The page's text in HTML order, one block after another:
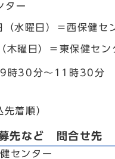
ター
水曜日）＝西保健セ
木曜日）＝東保健セン
時30分～11時30分
着順）
先など 問合せ先
センター